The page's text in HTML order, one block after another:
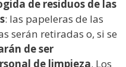
de residuos de las
: las papeleras de las
serán retiradas o, si se
de ser
de limpieza. Los